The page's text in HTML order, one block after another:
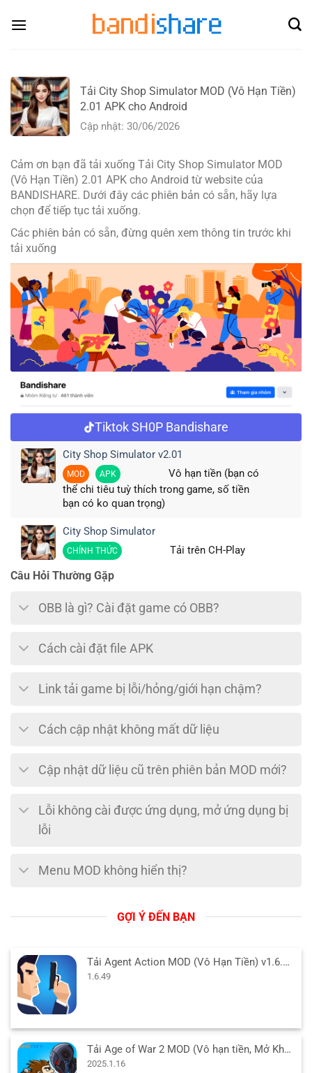
Tải City Shop Simulator MOD (Vô Hạn Tiền)
2.01 APK cho Android
Cập nhật: 30/06/2026
Cảm ơn bạn đã tải xuống Tải City Shop Simulator MOD
(Vô Hạn Tiền) 2.01 APK cho Android từ website của
BANDISHARE. Dưới đây các phiên bản có sẵn, hãy lựa
chọn để tiếp tục tải xuống.
Các phiên bản có sẵn, đừng quên xem thông tin trước khi
tải xuống
Tiktok SH0P Bandishare
City Shop Simulator v2.01
MOD APK
Vô hạn tiền (bạn có
thể chi tiêu tuỳ thích trong game, số tiền
bạn có ko quan trọng)
City Shop Simulator
CHÍNH THỨC Tải trên CH-Play
Câu Hỏi Thường Gặp
OBB là gì? Cài đặt game có OBB?
Cách cài đặt file APK
Link tải game bị lỗi/hỏng/giới hạn chậm?
Cách cập nhật không mất dữ liệu
Cập nhật dữ liệu cũ trên phiên bản MOD mới?
Lỗi không cài được ứng dụng, mở ứng dụng bị
lỗi
Menu MOD không hiển thị?
GỢI Ý ĐẾN BẠN
Tải Agent Action MOD (Vô Hạn Tiền) v1.6.49 APK cho Android
1.6.49
Tải Age of War 2 MOD (Vô hạn tiền, Mở Khóa Free) v2025.1.16 APK
2025.1.16